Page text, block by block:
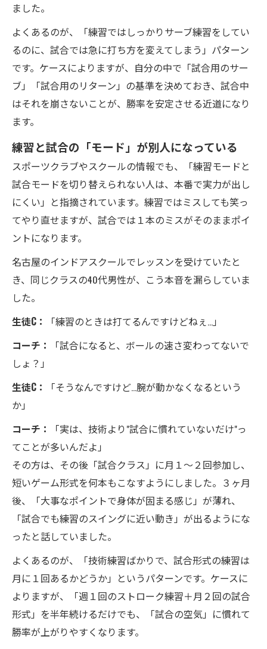
ました。
よくあるのが、「練習ではしっかりサーブ練習をしてい
るのに、試合では急に打ち方を変えてしまう」パターン
です。ケースによりますが、自分の中で「試合用のサー
ブ」「試合用のリターン」の基準を決めておき、試合中
はそれを崩さないことが、勝率を安定させる近道になり
ます。
練習と試合の「モード」が別人になっている
スポーツクラブやスクールの情報でも、「練習モードと
試合モードを切り替えられない人は、本番で実力が出し
にくい」と指摘されています。練習ではミスしても笑っ
てやり直せますが、試合では１本のミスがそのままポイ
ントになります。
名古屋のインドアスクールでレッスンを受けていたと
き、同じクラスの40代男性が、こう本音を漏らしていま
した。
生徒C：
「練習のときは打てるんですけどねぇ…」
コーチ：
「試合になると、ボールの速さ変わってないで
しょ？」
生徒C：
「そうなんですけど…腕が動かなくなるという
か」
コーチ：
「実は、技術より"試合に慣れていないだけ"っ
てことが多いんだよ」
その方は、その後「試合クラス」に月１〜２回参加し、
短いゲーム形式を何本もこなすようにしました。３ヶ月
後、「大事なポイントで身体が固まる感じ」が薄れ、
「試合でも練習のスイングに近い動き」が出るようにな
ったと話していました。
よくあるのが、「技術練習ばかりで、試合形式の練習は
月に１回あるかどうか」というパターンです。ケースに
よりますが、「週１回のストローク練習＋月２回の試合
形式」を半年続けるだけでも、「試合の空気」に慣れて
勝率が上がりやすくなります。